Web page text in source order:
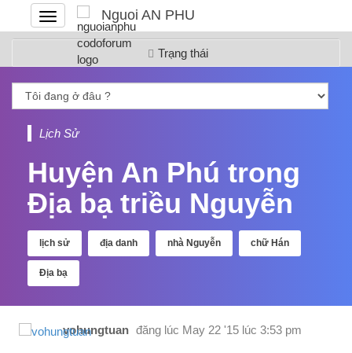
Đóng
hoặc
menu
Nguoi AN PHU
Trạng thái
Lịch Sử
Huyện An Phú trong
Địa bạ triều Nguyễn
lịch sử địa danh nhà Nguyễn chữ Hán
Địa bạ
vohungtuan đăng lúc May 22 '15 lúc 3:53 pm